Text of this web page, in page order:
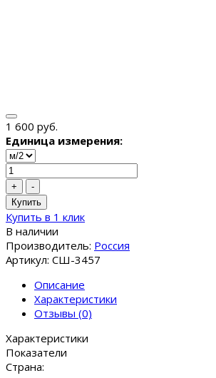
1 600 руб.
Единица измерения:
+
-
Купить
Купить в 1 клик
В наличии
Производитель: Россия
Артикул: СШ-3457
Описание
Характеристики
Отзывы (0)
Характеристики
Показатели
Страна: